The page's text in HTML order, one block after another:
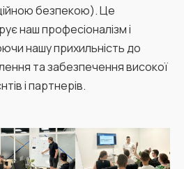
безпекою). Це
наш професіоналізм і
нашу прихильність до
та забезпечення високої
і партнерів.